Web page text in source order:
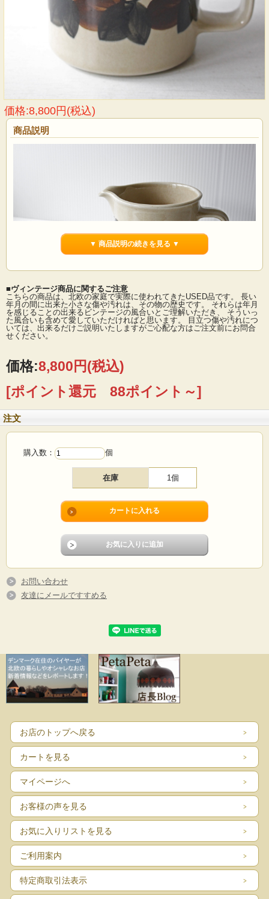
価格:8,800円(税込)
商品説明
フィンランド、ARABIAの人気デザイナー、Ulla Procope（ウラ・プロコッペ）フ
ォルムデザイン、Raija Uoshikkinen（ライヤ・ウォシッキネン）デコレートデザ
インのRuijaシリーズのピッチャーです。ハンドペイントでシックなお花が描かれ
ています。どっしりとした安定感のあるフォルムで多様にお使い頂けそうです。
■製造国 ：フィンランド
■メーカー：ARABIA
■デコレートデザイン：Raija Uoshikkinen
■製造年代：1975年～1981年
■サイズ ：Φ10cm、高さ10.5cm
■コンディション：使用感少なく、よいヴィンテージコンディションです。
▼ 商品説明の続きを見る ▼
■ヴィンテージ商品に関するご注意
こちらの商品は、北欧の家庭で実際に使われてきたUSED品です。 長い
年月の間に出来た小さな傷や汚れは、その物の歴史です。 それらは年月
を感じることの出来るビンテージの風合いとご理解いただき、 そういっ
た風合いも含めて愛していただければと思います。 目立つ傷や汚れにつ
いては、出来るだけご説明いたしますがご心配な方はご注文前にお問合
せください。
価格:8,800円(税込)
[ポイント還元 88ポイント～]
注文
購入数： 個
在庫 1個
お問い合わせ
友達にメールですすめる
お店のトップへ戻る
カートを見る
マイページへ
お客様の声を見る
お気に入りリストを見る
ご利用案内
特定商取引法表示